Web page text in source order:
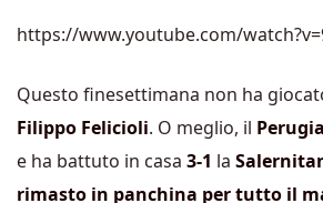
https://www.youtube.com/
Questo finesettimana non ha
Filippo Felicioli. O meglio, il Perugia
e ha battuto in casa 3-1 la
rimasto in panchina per tutto il